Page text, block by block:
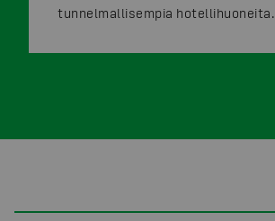
tunnelmallisempia hotellihuoneita.